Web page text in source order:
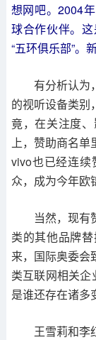
想网吧。2004
球合作伙伴。
“五环俱乐部”。
有分析认为
的视听设备类别
竟，在关注度
上，赞助商名单
vivo也已经连续
众，成为今年欧
当然，现有
类的其他品牌
来，国际奥委会
类互联网相关企
是谁还存在诸多
王雪莉和李